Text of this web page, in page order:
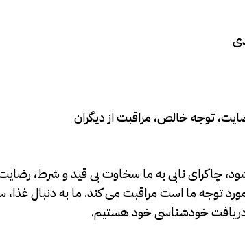
توجه خالص، مراقبت از دیگران
چاکرای نابی به ما سخاوت بی قید و شرط،
توجه ما است مراقبت می کند. ما به دنبال
خودشناسی خود هستیم.